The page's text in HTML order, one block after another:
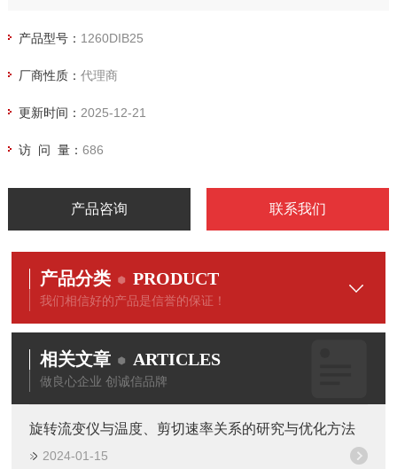
产品型号： 1260DIB25
厂商性质： 代理商
更新时间： 2025-12-21
访 问 量： 686
产品咨询 联系我们
产品分类 PRODUCT
我们相信好的产品是信誉的保证！
相关文章 ARTICLES
做良心企业 创诚信品牌
旋转流变仪与温度、剪切速率关系的研究与优化方法
2024-01-15